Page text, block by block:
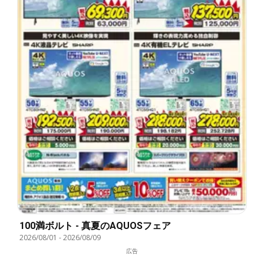
100満ボルト - 真夏のAQUOSフェア
2026/08/01 -2026/08/09
広告